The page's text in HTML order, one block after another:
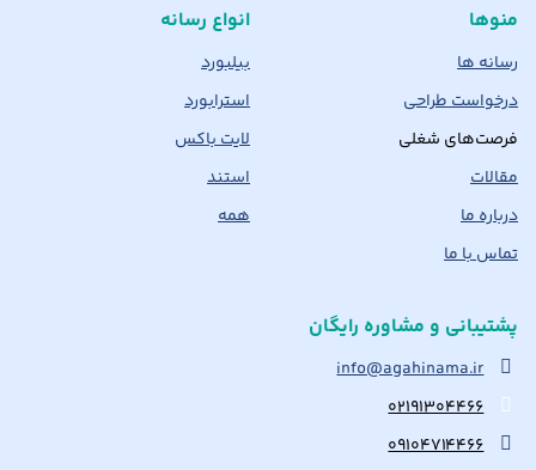
منوها
رسانه ها
درخواست طراحی
فرصت‌های شغلی
مقالات
درباره ما
تماس با ما
انواع رسانه
بیلبورد
استرابورد
لایت باکس
استند
همه
پشتیبانی و مشاوره رایگان
info@agahinama.ir
۰۲۱۹۱۳۰۴۴۶۶
۰۹۱۰۴۷۱۴۴۶۶